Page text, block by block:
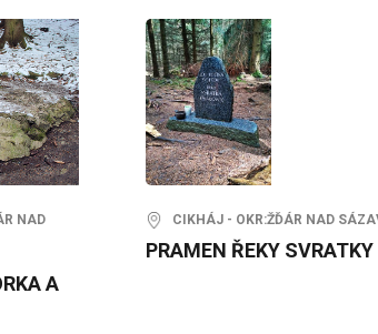
NAD
A
CIKHÁJ - OKR:ŽĎÁR NAD
PRAMEN ŘEKY SVRATKY